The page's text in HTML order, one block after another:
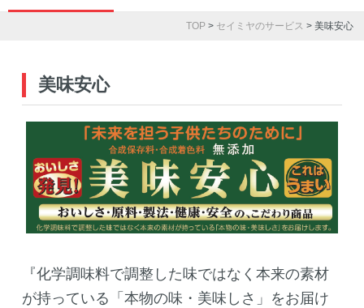
TOP> セイミヤのサービス > 美味安心
美味安心
『化学調味料で調整した味ではなく本来の素材
が持っている「本物の味・美味しさ」をお届け